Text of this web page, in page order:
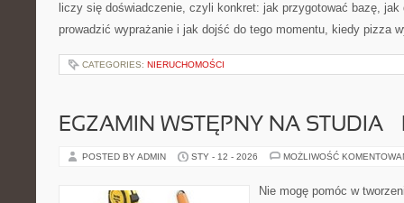
liczy się doświadczenie, czyli konkret: jak przygotować bazę, jak
prowadzić wyprażanie i jak dojść do tego momentu, kiedy pizza
CATEGORIES: NIERUCHOMOŚCI
EGZAMIN WSTĘPNY NA STUDIA
POSTED BY ADMIN STY - 12 - 2026 MOŻLIWOŚĆ
Nie mogę pomóc w